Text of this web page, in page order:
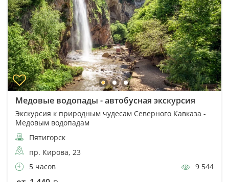
Медовые водопады - автобусная экскурсия
Экскурсия к природным чудесам Северного Кавказа -
Медовым водопадам
Пятигорск
пр. Кирова, 23
5 часов
9 544